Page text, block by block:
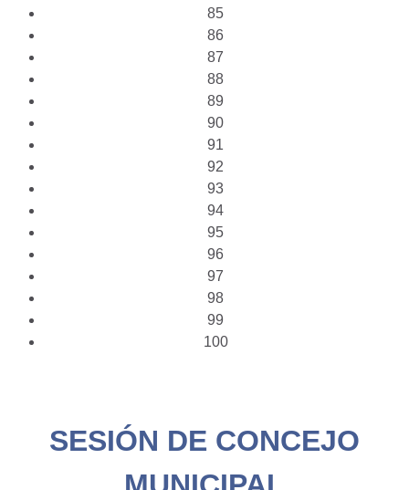
85
86
87
88
89
90
91
92
93
94
95
96
97
98
99
100
SESIÓN DE CONCEJO